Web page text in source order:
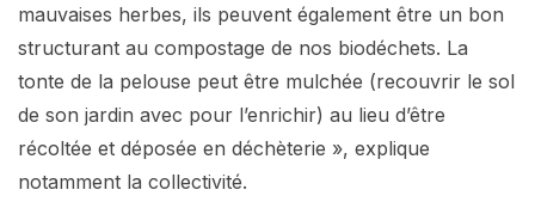
mauvaises herbes, ils peuvent également être un bon
structurant au compostage de nos biodéchets. La
tonte de la pelouse peut être mulchée (recouvrir le sol
de son jardin avec pour l’enrichir) au lieu d’être
récoltée et déposée en déchèterie », explique
notamment la collectivité.